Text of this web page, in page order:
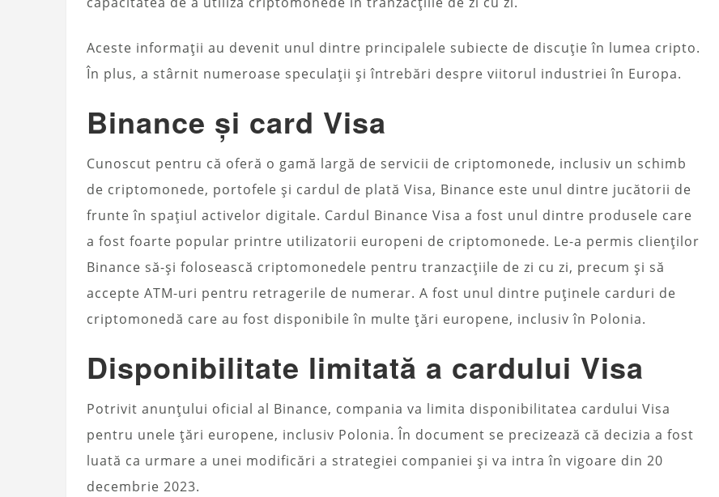
Aceste informații au devenit unul dintre principalele subiecte de discuție în lumea cripto.
În plus, a stârnit numeroase speculații și întrebări despre viitorul industriei în Europa.
Binance și card Visa
Cunoscut pentru că oferă o gamă largă de servicii de criptomonede, inclusiv un schimb
de criptomonede, portofele și cardul de plată Visa, Binance este unul dintre jucătorii de
frunte în spațiul activelor digitale. Cardul Binance Visa a fost unul dintre produsele care
a fost foarte popular printre utilizatorii europeni de criptomonede. Le-a permis clienților
Binance să-și folosească criptomonedele pentru tranzacțiile de zi cu zi, precum și să
accepte ATM-uri pentru retragerile de numerar. A fost unul dintre puținele carduri de
criptomonedă care au fost disponibile în multe țări europene, inclusiv în Polonia.
Disponibilitate limitată a cardului Visa
Potrivit anunțului oficial al Binance, compania va limita disponibilitatea cardului Visa
pentru unele țări europene, inclusiv Polonia. În document se precizează că decizia a fost
luată ca urmare a unei modificări a strategiei companiei și va intra în vigoare din 20
decembrie 2023.